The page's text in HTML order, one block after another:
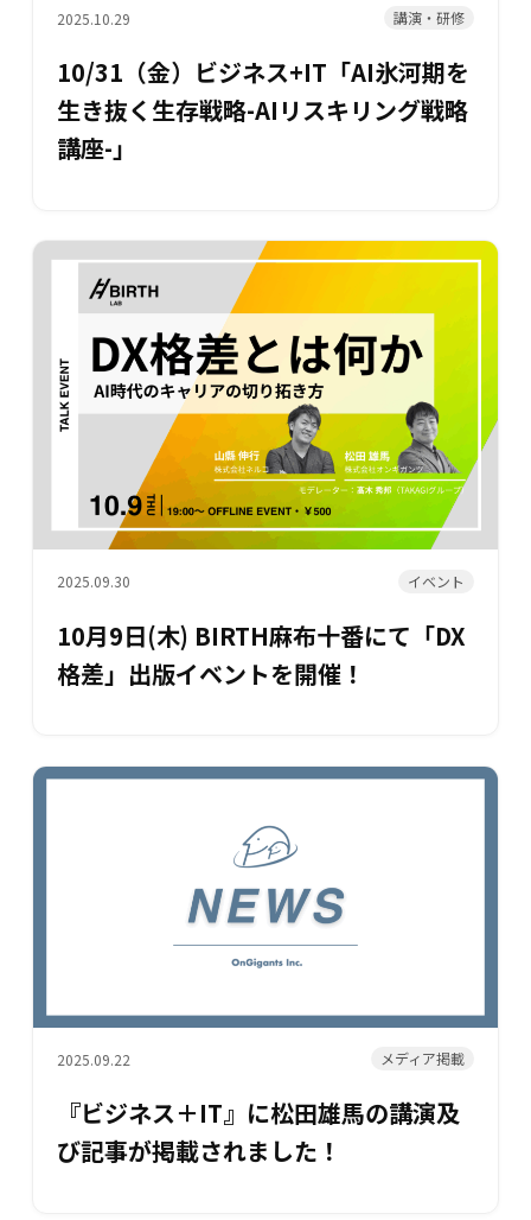
2025.10.29 講演・研修
10/31（金）ビジネス+IT「AI氷河期を
生き抜く生存戦略-AIリスキリング戦略
講座-」
2025.09.30 イベント
10月9日(木) BIRTH麻布十番にて「DX
格差」出版イベントを開催！
2025.09.22 メディア掲載
『ビジネス＋IT』に松田雄馬の講演及
び記事が掲載されました！